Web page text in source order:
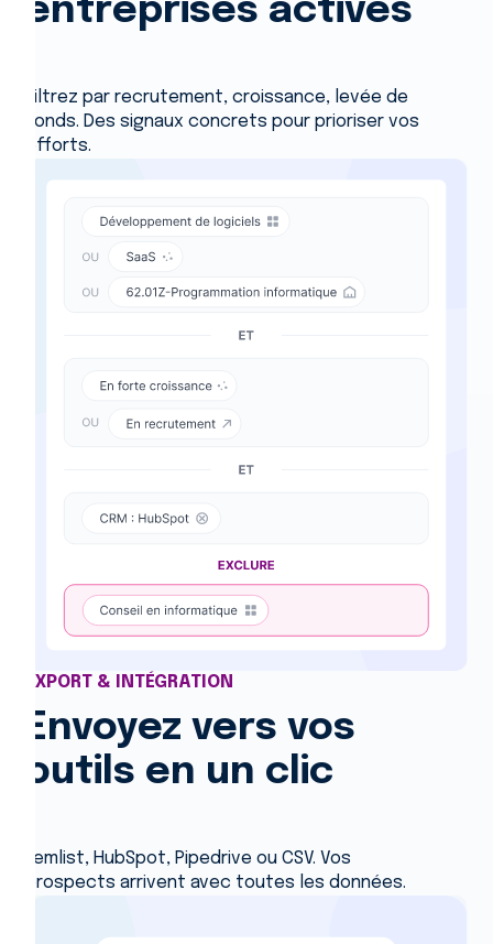
entreprises actives
Filtrez par recrutement, croissance, levée de
fonds. Des signaux concrets pour prioriser vos
efforts.
EXPORT & INTÉGRATION
Envoyez vers vos
outils en un clic
Lemlist, HubSpot, Pipedrive ou CSV. Vos
prospects arrivent avec toutes les données.